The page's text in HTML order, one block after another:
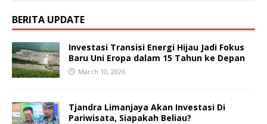
BERITA UPDATE
Investasi Transisi Energi Hijau Jadi Fokus
Baru Uni Eropa dalam 15 Tahun ke Depan
March 10, 2026
Tjandra Limanjaya Akan Investasi Di
Pariwisata, Siapakah Beliau?